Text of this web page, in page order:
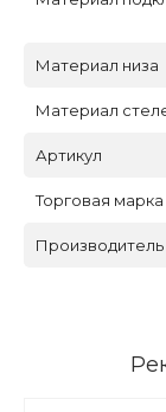
Материал низа
Материал
Артикул
Торговая марка
Производитель